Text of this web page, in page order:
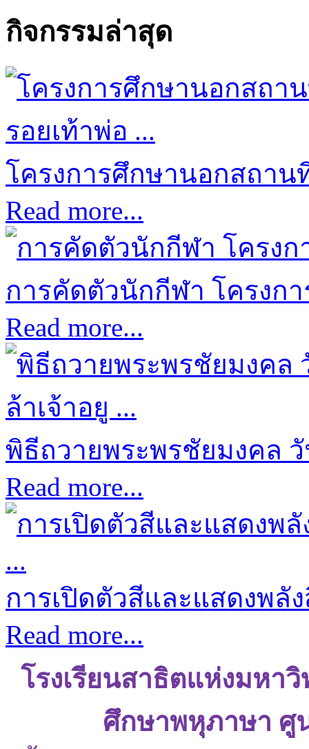
กิจกรรมล่าสุด
โครงการศึกษานอกสถาน
Read more...
การคัดตัวนักกีฬา โครงก
Read more...
พิธีถวายพระพรชัยมงคล
Read more...
การเปิดตัวสีและแสดงพลั
Read more...
โรงเรียนสาธิตแห่งมหา
ศึกษาพหุภาษา ศู